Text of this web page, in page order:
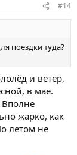
#14
поездки туда?
и ветер,
в мае.
Вполне
жарко, как
летом не